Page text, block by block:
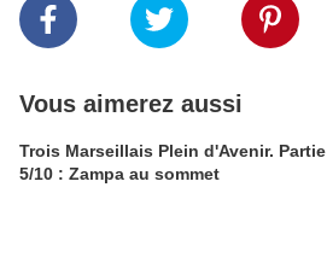
Vous aimerez aussi
Trois Marseillais Plein d'Avenir. Partie
5/10 : Zampa au sommet